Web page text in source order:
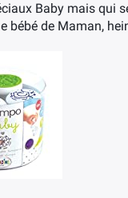
Baby mais qui
bébé de Maman,